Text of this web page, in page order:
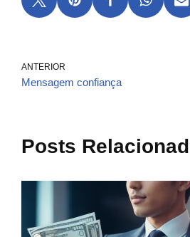
ANTERIOR
Mensagem confiança
Posts